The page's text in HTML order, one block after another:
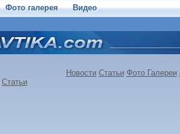
Фото галерея Видео
Новости Статьи Фото Галереи
Статьи